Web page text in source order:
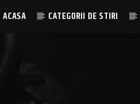
ACASA CATEGORII DE STIRI